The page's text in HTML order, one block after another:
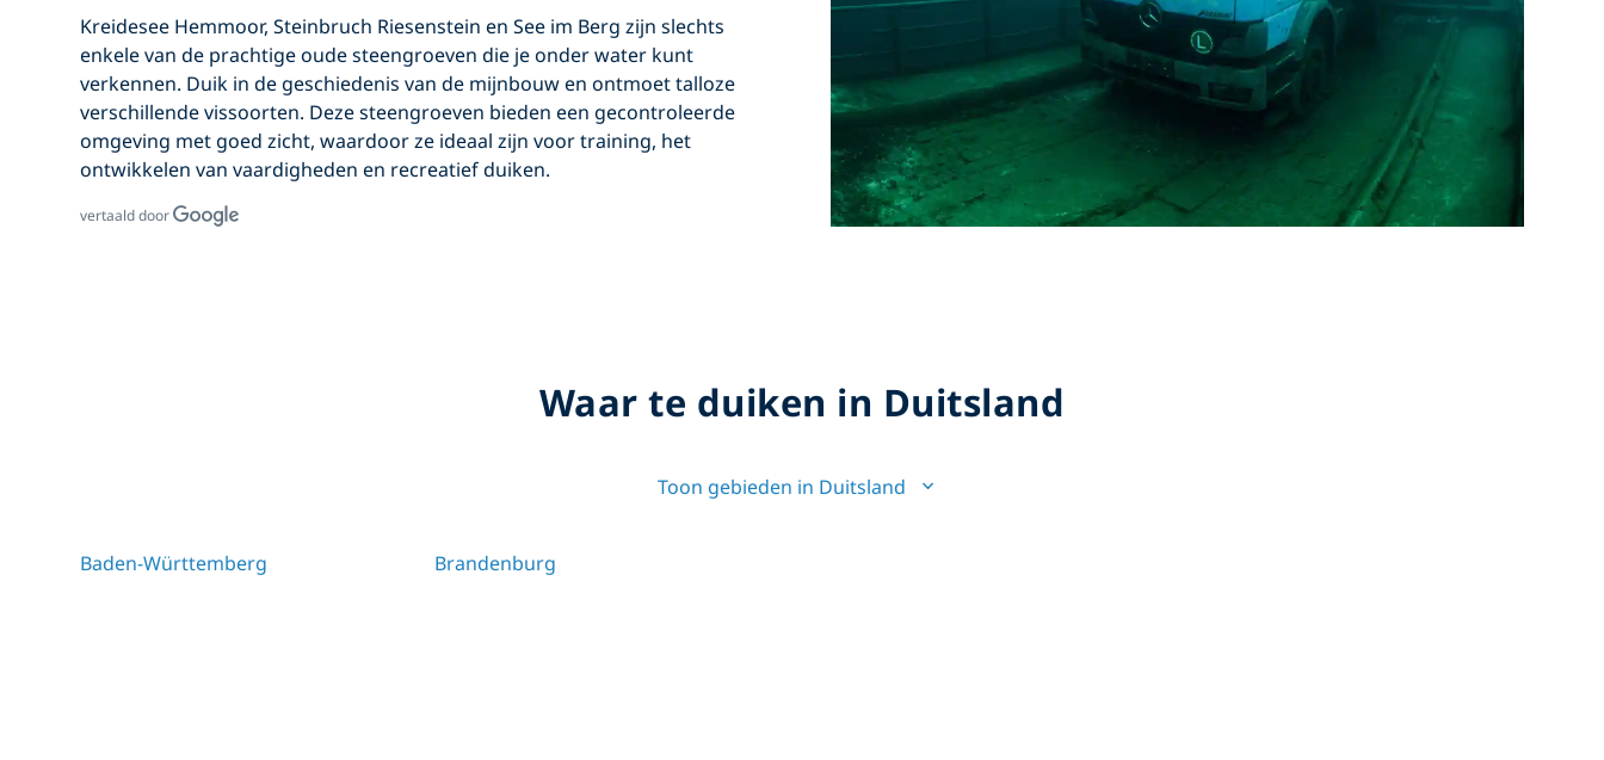
Kreidesee Hemmoor, Steinbruch Riesenstein en See im Berg zijn slechts
enkele van de prachtige oude steengroeven die je onder water kunt
verkennen. Duik in de geschiedenis van de mijnbouw en ontmoet talloze
verschillende vissoorten. Deze steengroeven bieden een gecontroleerde
omgeving met goed zicht, waardoor ze ideaal zijn voor training, het
ontwikkelen van vaardigheden en recreatief duiken.
vertaald door
Waar te duiken in Duitsland
Toon gebieden in Duitsland
Baden-Württemberg Brandenburg